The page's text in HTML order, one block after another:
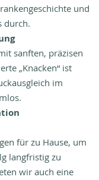
und
durch.
sanften, präzisen
„Knacken“ ist
im
für zu Hause, um
langfristig zu
wir auch eine